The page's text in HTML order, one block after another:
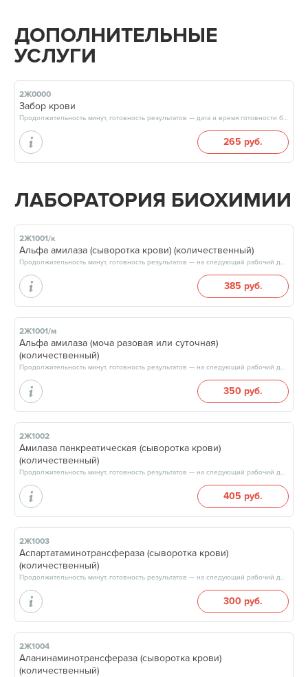
ДОПОЛНИТЕЛЬНЫЕ
УСЛУГИ
2Ж0000
Забор крови
Продолжительность минут, готовность результатов — дата и время готовности будут сообщены врачом в день приёма
265 руб.
ЛАБОРАТОРИЯ БИОХИМИИ
2Ж1001/к
Альфа амилаза (сыворотка крови) (количественный)
Продолжительность минут, готовность результатов — на следующий рабочий день, после 15:00
385 руб.
2Ж1001/м
Альфа амилаза (моча разовая или суточная)
(количественный)
Продолжительность минут, готовность результатов — на следующий рабочий день, после 15:00
350 руб.
2Ж1002
Амилаза панкреатическая (сыворотка крови)
(количественный)
Продолжительность минут, готовность результатов — на следующий рабочий день, после 15:00
405 руб.
2Ж1003
Аспартатаминотрансфераза (сыворотка крови)
(количественный)
Продолжительность минут, готовность результатов — на следующий рабочий день, после 15:00
300 руб.
2Ж1004
Аланинаминотрансфераза (сыворотка крови)
(количественный)